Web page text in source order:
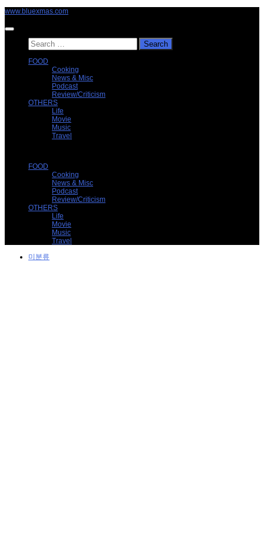
Skip
content
www.bluexmas.com
Search
for:
FOOD
Cooking
News & Misc
Podcast
Review/Criticism
OTHERS
Life
Movie
Music
Travel
FOOD
Cooking
News & Misc
Podcast
Review/Criticism
OTHERS
Life
Movie
Music
Travel
미분류